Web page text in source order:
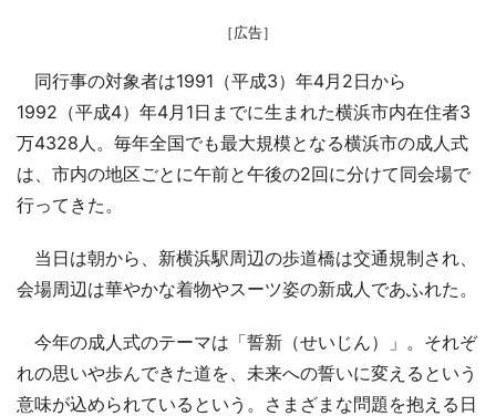
［広告］
同行事の対象者は1991（平成3）年4月2日から
1992（平成4）年4月1日までに生まれた横浜市内在住者3
万4328人。毎年全国でも最大規模となる横浜市の成人式
は、市内の地区ごとに午前と午後の2回に分けて同会場で
行ってきた。
当日は朝から、新横浜駅周辺の歩道橋は交通規制され、
会場周辺は華やかな着物やスーツ姿の新成人であふれた。
今年の成人式のテーマは「誓新（せいじん）」。それぞ
れの思いや歩んできた道を、未来への誓いに変えるという
意味が込められているという。さまざまな問題を抱える日